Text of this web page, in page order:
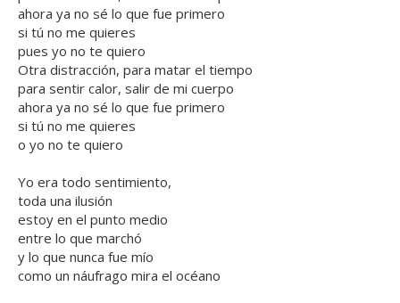
ahora ya no sé lo que fue primero
si tú no me quieres
pues yo no te quiero
Otra distracción, para matar el tiempo
para sentir calor, salir de mi cuerpo
ahora ya no sé lo que fue primero
si tú no me quieres
o yo no te quiero
Yo era todo sentimiento,
toda una ilusión
estoy en el punto medio
entre lo que marchó
y lo que nunca fue mío
como un náufrago mira el océano